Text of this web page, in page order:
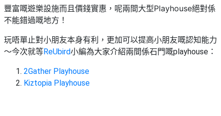
花
及
花
藝
禮
會
祝
生
日
拍
活
動
略
會
員
劃
會
#
美
食
#
親
好
去
豐富嘅遊樂設施而且價錢實惠，呢兩間大型Playhouse絕對係
不能錯過嘅地方！
玩唔單止對小朋友本身有利，更加可以提高小朋友嘅認知能力
～今次就等ReUbird小編為大家介紹兩間係石門嘅playhouse：
2Gather Playhouse
Kiztopia Playhouse